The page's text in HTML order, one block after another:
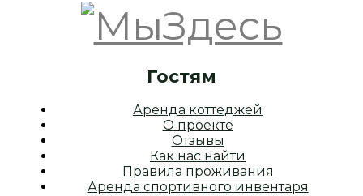
Гостям
Аренда коттеджей
О проекте
Отзывы
Как нас найти
Правила проживания
Аренда спортивного инвентаря